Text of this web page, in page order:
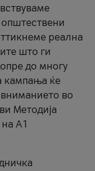
реална
што ги
до многу
кампања ќе
во
Методија
А1